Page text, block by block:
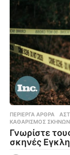
ΠΕΡΊΕΡΓΑ ΆΡΘΡΑ
ΚΑΘΑΡΙΣΜΌΣ
Γνωρίστε
σκηνές